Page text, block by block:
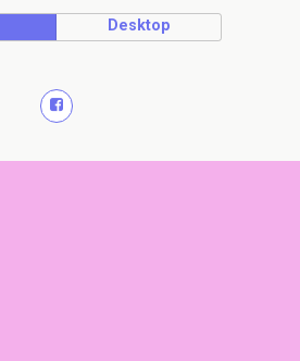
Desktop